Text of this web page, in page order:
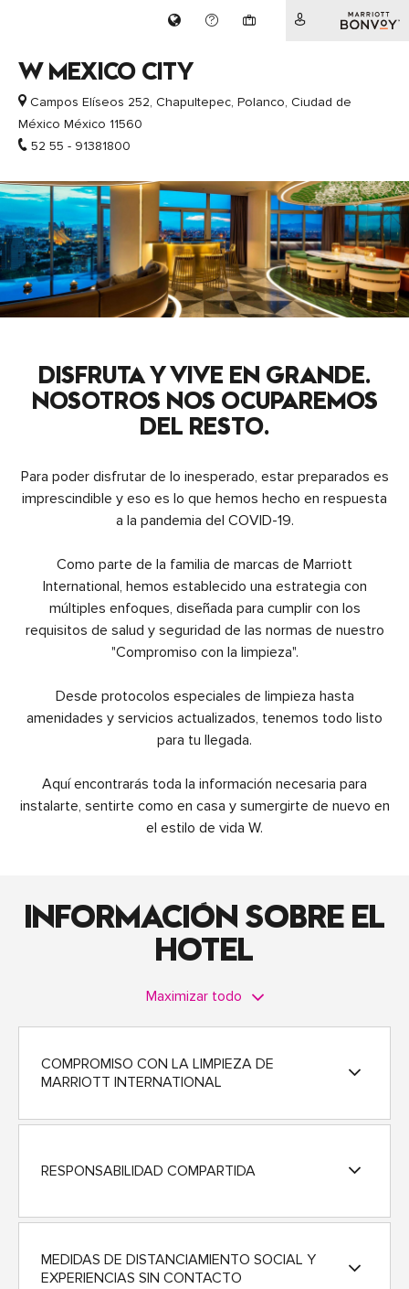
W MEXICO CITY
Campos Elíseos 252, Chapultepec, Polanco, Ciudad de
México México 11560
52 55 - 91381800
DISFRUTA Y VIVE EN GRANDE.
NOSOTROS NOS OCUPAREMOS
DEL RESTO.
Para poder disfrutar de lo inesperado, estar preparados es
imprescindible y eso es lo que hemos hecho en respuesta
a la pandemia del COVID-19.
Como parte de la familia de marcas de Marriott
International, hemos establecido una estrategia con
múltiples enfoques, diseñada para cumplir con los
requisitos de salud y seguridad de las normas de nuestro
"Compromiso con la limpieza".
Desde protocolos especiales de limpieza hasta
amenidades y servicios actualizados, tenemos todo listo
para tu llegada.
Aquí encontrarás toda la información necesaria para
instalarte, sentirte como en casa y sumergirte de nuevo en
el estilo de vida W.
INFORMACIÓN SOBRE EL
HOTEL
Maximizar todo
COMPROMISO CON LA LIMPIEZA DE
MARRIOTT INTERNATIONAL
RESPONSABILIDAD COMPARTIDA
MEDIDAS DE DISTANCIAMIENTO SOCIAL Y
EXPERIENCIAS SIN CONTACTO